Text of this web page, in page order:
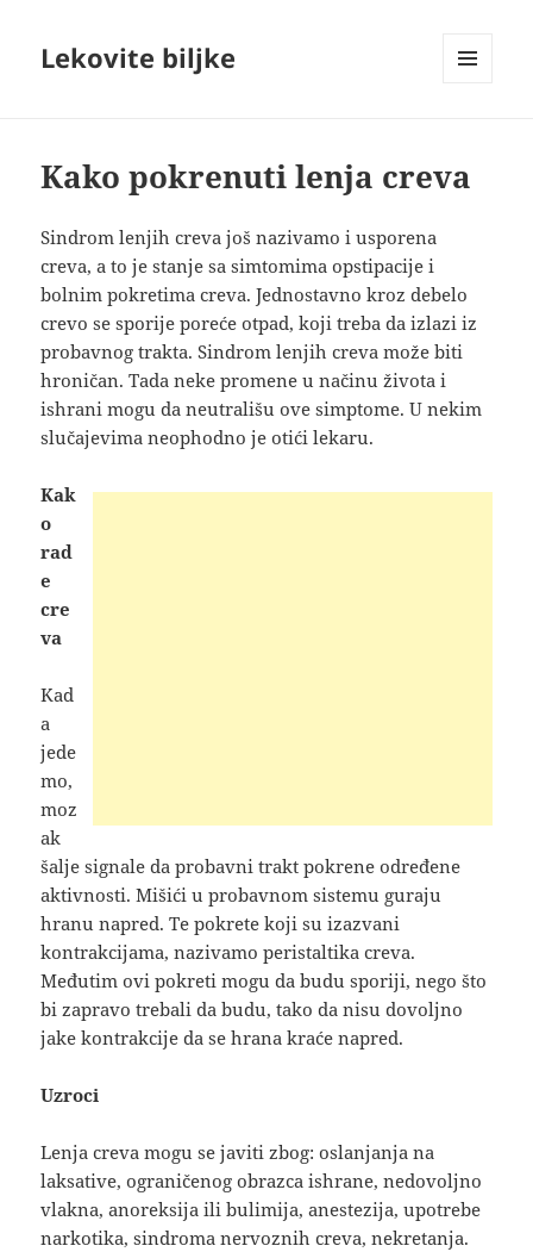
Lekovite biljke
Kako pokrenuti lenja creva
Sindrom lenjih creva još nazivamo i usporena
creva, a to je stanje sa simtomima opstipacije i
bolnim pokretima creva. Jednostavno kroz debelo
crevo se sporije poreće otpad, koji treba da izlazi iz
probavnog trakta. Sindrom lenjih creva može biti
hroničan. Tada neke promene u načinu života i
ishrani mogu da neutrališu ove simptome. U nekim
slučajevima neophodno je otići lekaru.
Kak
o
rad
e
cre
va
Kad
a
jede
mo,
moz
ak
šalje signale da probavni trakt pokrene određene
aktivnosti. Mišići u probavnom sistemu guraju
hranu napred. Te pokrete koji su izazvani
kontrakcijama, nazivamo peristaltika creva.
Međutim ovi pokreti mogu da budu sporiji, nego što
bi zapravo trebali da budu, tako da nisu dovoljno
jake kontrakcije da se hrana kraće napred.
Uzroci
Lenja creva mogu se javiti zbog: oslanjanja na
laksative, ograničenog obrazca ishrane, nedovoljno
vlakna, anoreksija ili bulimija, anestezija, upotrebe
narkotika, sindroma nervoznih creva, nekretanja.